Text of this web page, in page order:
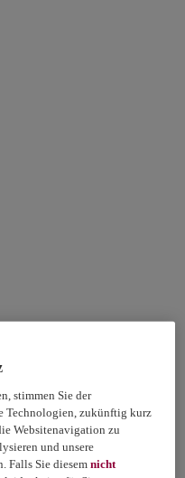
stimmen Sie der
Technologien, zukünftig kurz
Websitenavigation zu
und unsere
Falls Sie diesemnicht